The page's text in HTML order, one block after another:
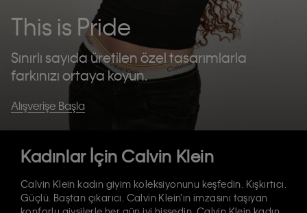
This is Pride
Sınırlı sayıda üretilen özel tasarımlarla
farkınızı ortaya koyun.
Alışverişe Başla
Kadınlar İçin Calvin Klein
Calvin Klein kadın giyim koleksiyonunu keşfedin. Kışkırtıcı.
Güçlü. Baştan çıkarıcı. Calvin Klein’ın imzasını taşıyan